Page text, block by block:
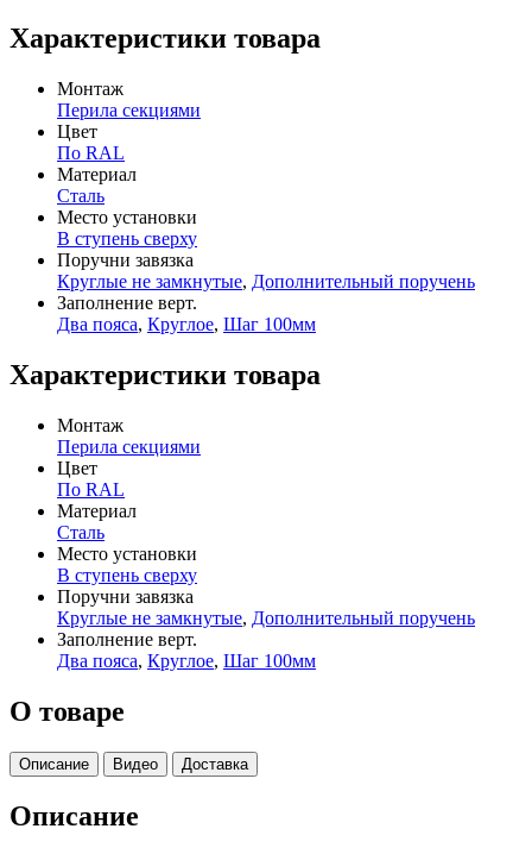
Характеристики товара
Монтаж
Перила секциями
Цвет
По RAL
Материал
Сталь
Место установки
В ступень сверху
Поручни завязка
Круглые не замкнутые, Дополнительный поручень
Заполнение верт.
Два пояса, Круглое, Шаг 100мм
Характеристики товара
Монтаж
Перила секциями
Цвет
По RAL
Материал
Сталь
Место установки
В ступень сверху
Поручни завязка
Круглые не замкнутые, Дополнительный поручень
Заполнение верт.
Два пояса, Круглое, Шаг 100мм
О товаре
Описание Видео Доставка
Описание